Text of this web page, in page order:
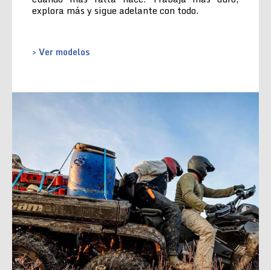
explora más y sigue adelante con todo.
> Ver modelos